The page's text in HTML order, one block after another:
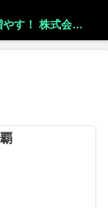
手取りを増やす！ 株式会社と個人事業主の二刀流起業の実践